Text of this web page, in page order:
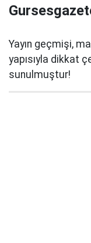
Yayın geçmişi,
yapısıyla dikkat
sunulmuştur!